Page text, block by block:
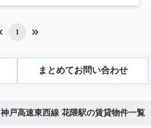
1
まとめてお問い合わせ
神戸高速東西線 花隈駅の賃貸物件一覧